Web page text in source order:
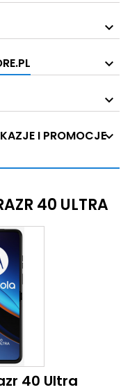
I PROMOCJE
40 ULTRA
40 Ultra